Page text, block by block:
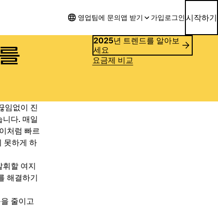
영업팀에 문의앱 받기 가입 로그인 시작하기
2025년 트렌드를 알아보
세요
요금제 비교
임없이 진
다. 매일
처럼 빠르
못하게 하
할 여지
해결하기
줄이고